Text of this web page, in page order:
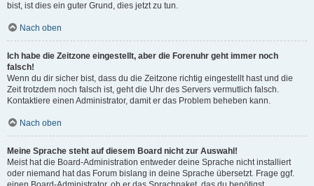
bist, ist dies ein guter Grund, dies jetzt zu tun.
Nach oben
Ich habe die Zeitzone eingestellt, aber die Forenuhr geht immer noch
falsch!
Wenn du dir sicher bist, dass du die Zeitzone richtig eingestellt hast und die
Zeit trotzdem noch falsch ist, geht die Uhr des Servers vermutlich falsch.
Kontaktiere einen Administrator, damit er das Problem beheben kann.
Nach oben
Meine Sprache steht auf diesem Board nicht zur Auswahl!
Meist hat die Board-Administration entweder deine Sprache nicht installiert
oder niemand hat das Forum bislang in deine Sprache übersetzt. Frage ggf.